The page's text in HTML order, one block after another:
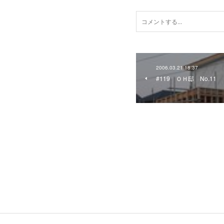
2006.03.21 18:37
#119 ＯＨ邸 No.11